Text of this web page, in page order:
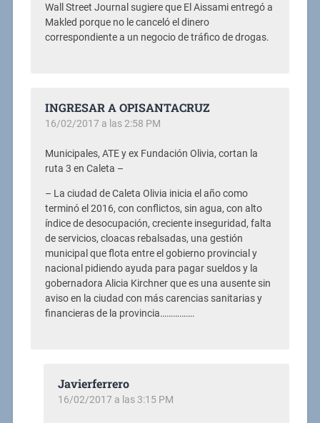
Wall Street Journal sugiere que El Aissami entregó a
Makled porque no le canceló el dinero
correspondiente a un negocio de tráfico de drogas.
INGRESAR A OPISANTACRUZ
16/02/2017 a las 2:58 PM
Municipales, ATE y ex Fundación Olivia, cortan la
ruta 3 en Caleta –
– La ciudad de Caleta Olivia inicia el año como
terminó el 2016, con conflictos, sin agua, con alto
índice de desocupación, creciente inseguridad, falta
de servicios, cloacas rebalsadas, una gestión
municipal que flota entre el gobierno provincial y
nacional pidiendo ayuda para pagar sueldos y la
gobernadora Alicia Kirchner que es una ausente sin
aviso en la ciudad con más carencias sanitarias y
financieras de la provincia…………….
Javierferrero
16/02/2017 a las 3:15 PM